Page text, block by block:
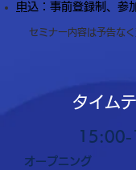
​申込：事前登録制、参
セミナー内容は予告な
タイム
15:00-
​オープニング